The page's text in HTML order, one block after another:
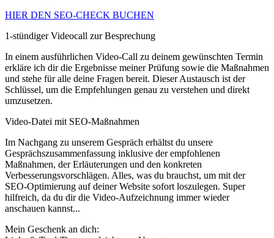
HIER DEN SEO-CHECK BUCHEN
1-stündiger Videocall zur Besprechung
In einem ausführlichen Video-Call zu deinem gewünschten Termin
erkläre ich dir die Ergebnisse meiner Prüfung sowie die Maßnahmen
und stehe für alle deine Fragen bereit. Dieser Austausch ist der
Schlüssel, um die Empfehlungen genau zu verstehen und direkt
umzusetzen.
Video-Datei mit SEO-Maßnahmen
Im Nachgang zu unserem Gespräch erhältst du unsere
Gesprächszusammenfassung inklusive der empfohlenen
Maßnahmen, der Erläuterungen und den konkreten
Verbesserungsvorschlägen. Alles, was du brauchst, um mit der
SEO-Optimierung auf deiner Website sofort loszulegen. Super
hilfreich, da du dir die Video-Aufzeichnung immer wieder
anschauen kannst...
Mein Geschenk an dich: